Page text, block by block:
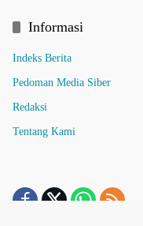
Informasi
Indeks Berita
Pedoman Media Siber
Redaksi
Tentang Kami